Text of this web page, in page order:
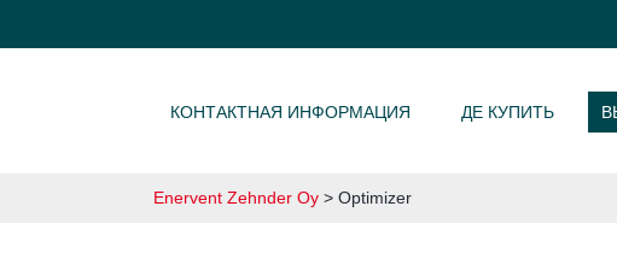
КОНТАКТНАЯ ИНФОРМАЦИЯ ДЕ КУПИТЬ
Enervent Zehnder Oy > Optimizer